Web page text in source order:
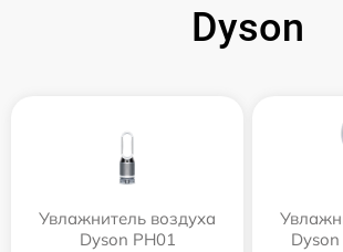
Dyson
Увлажнитель воздуха
Dyson PH01